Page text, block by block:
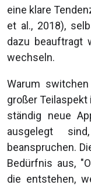
eine klare
et al., 2018),
dazu beauftragt
wechseln.
Warum
großer
ständig neue
ausgelegt
beanspruchen.
Bedürfnis aus,
die entstehen,